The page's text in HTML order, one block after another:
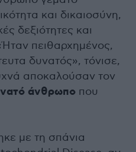
και δικαιοσύνη,
δεξιότητες και
πειθαρχημένος,
δυνατός», τόνισε,
αποκαλούσαν τον
άνθρωπο που
με τη σπάνια